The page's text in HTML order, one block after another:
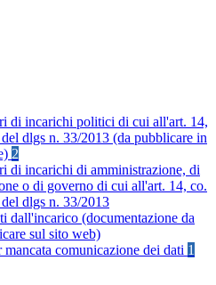
di incarichi politici di cui all'art. 14,
dlgs n. 33/2013 (da pubblicare in
2
di incarichi di amministrazione, di
o di governo di cui all'art. 14, co.
dlgs n. 33/2013
dall'incarico (documentazione da
sul sito web)
mancata comunicazione dei dati 1